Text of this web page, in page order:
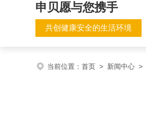
申贝愿与您携手
共创健康安全的生活环境
当前位置： 首页 > 新闻中心 >